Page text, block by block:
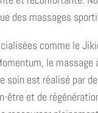
des massages
comme le
le
soin est réalisé par
être et de